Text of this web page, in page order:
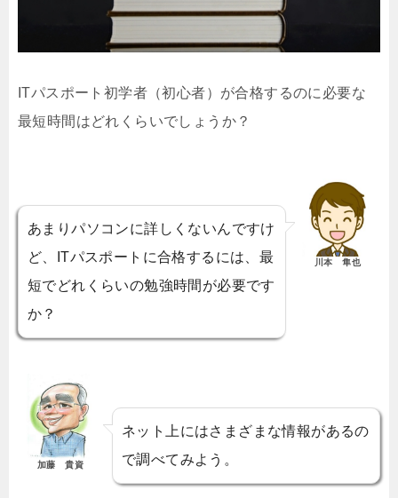
ITパスポート初学者（初心者）が合格するのに必要な
最短時間はどれくらいでしょうか？
あまりパソコンに詳しくないんですけ
ど、ITパスポートに合格するには、最
短でどれくらいの勉強時間が必要です
か？
川本 隼也
加藤 貴資
ネット上にはさまざまな情報があるの
で調べてみよう。